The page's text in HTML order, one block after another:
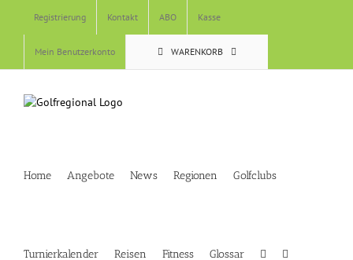
Registrierung Kontakt ABO Kasse
Mein Benutzerkonto WARENKORB
Home Angebote News Regionen Golfclubs
Turnierkalender Reisen Fitness Glossar